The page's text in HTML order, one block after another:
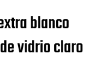
blanco
vidrio claro